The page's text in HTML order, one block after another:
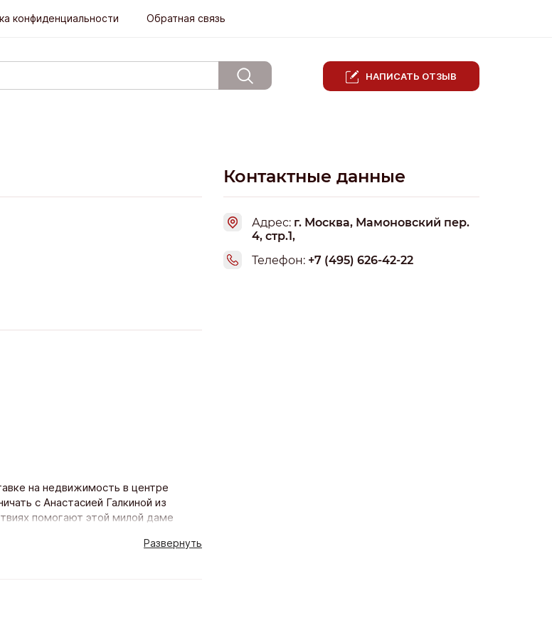
конфиденциальности Обратная связь
НАПИСАТЬ ОТЗЫВ
на недвижимость в центре
с Анастасией Галкиной из
помогают этой милой даме
быстро и результативно свести
меняющемся рынке дорогой
Развернуть
Контактные данные
Адрес: г. Москва, Мамоновский пер.
4, стр.1,
Телефон: +7 (495) 626-42-22